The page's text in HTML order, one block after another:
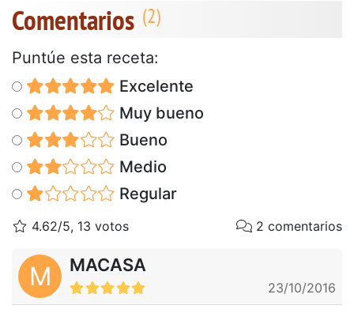
Comentarios
Puntúe esta receta:
Excelente
Muy bueno
Bueno
Medio
Regular
4.62/5, 13 votos 2 comentarios
M MACASA
23/10/2016